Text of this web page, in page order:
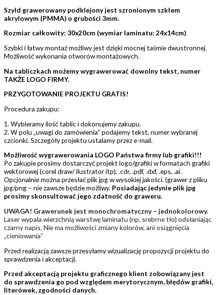
Szyld grawerowany podklejony jest szronionym szkłem
akrylowym (PMMA) o grubości 3mm.
Rozmiar całkowity: 30x20cm (wymiar laminatu: 24x14cm)
Szybki i łatwy montaż możliwy jest dzięki mocnej taśmie dwustronnej.
Możliwość wykonania otworów montażowych.
Na tabliczkach możemy wygrawerować dowolny tekst, numer
TAKŻE LOGO FIRMY.
PRZYGOTOWANIE PROJEKTU GRATIS!
Procedura zakupu:
1. Wybieramy ilość tablic i dokonujemy zakupu.
2. W polu „uwagi do zamówienia” podajemy tekst, numer wybranej
czcionki. Szczegóły projektu ustalamy przez e-mail.
Możliwość wygrawerowania LOGO Państwa firmy lub grafiki!!!
Po zakupie prosimy dostarczyć projekt logo/grafiki w formatach grafiki
wektorowej (corel draw/ ilustrator itp), .cdr, .pdf, .dxf, .eps, .ai.
Opcjonalnie można przesłać plik jpg w wysokiej jakości. (grawer z pliku
jpg/png – nie zawsze będzie możliwy. Posiadając jedynie plik jpg
prosimy skonsultować jego zdatność do graweru.
UWAGA! Grawerunek jest monochromatyczny – jednokolorowy.
Laser wypala wierzchnią warstwę laminatu (np. srebrne tło) odsłaniając
czarny napis. Nie ma możliwości zmiany kolorów, ani osiągnięcia
„cieniowania”
Przed realizacją zawsze przesyłamy wizualizację propozycji projektu do
sprawdzenia i akceptacji.
Przed akceptacją projektu graficznego klient zobowiązany jest
do sprawdzenia go pod względem merytorycznym, błędów grafiki,
literówek, zgodności danych.